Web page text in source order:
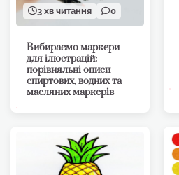
3 хв читання 0
Вибираємо маркери
для ілюстрацій:
порівняльні описи
спиртових, водних та
масляних маркерів